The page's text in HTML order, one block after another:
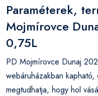
Paraméterek,
Mojmírovce
0,75L
PD Mojmírovce Dunaj
webáruházakban
megtudhatja, hogy hol